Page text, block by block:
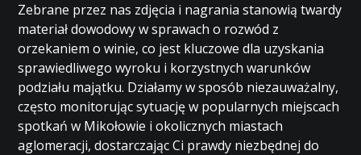
Zebrane przez nas zdjęcia i nagrania stanowią twardy
materiał dowodowy w sprawach o rozwód z
orzekaniem o winie, co jest kluczowe dla uzyskania
sprawiedliwego wyroku i korzystnych warunków
podziału majątku. Działamy w sposób niezauważalny,
często monitorując sytuację w popularnych miejscach
spotkań w Mikołowie i okolicznych miastach
aglomeracji, dostarczając Ci prawdy niezbędnej do